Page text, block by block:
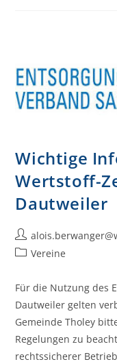
Wichtige
Wertstoff-
Dautweiler
Vereine
Für die Nutzung des
Dautweiler gelten
Gemeinde Tholey
Regelungen zu
rechtssicherer